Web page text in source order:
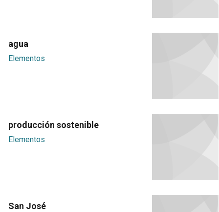
agua
Elementos
producción sostenible
Elementos
San José